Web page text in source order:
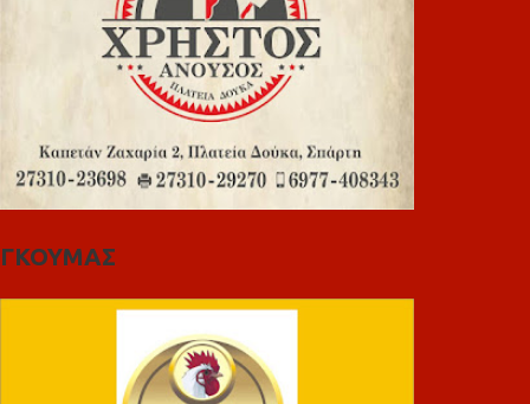
ΓΚΟΥΜΑΣ